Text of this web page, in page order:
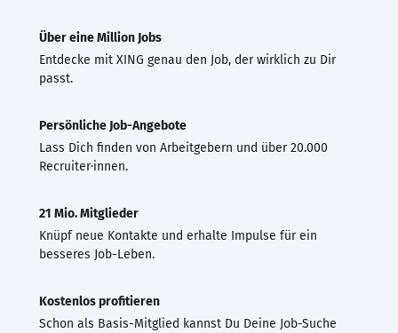
Über eine Million Jobs
Entdecke mit XING genau den Job, der wirklich zu Dir
passt.
Persönliche Job-Angebote
Lass Dich finden von Arbeitgebern und über 20.000
Recruiter·innen.
21 Mio. Mitglieder
Knüpf neue Kontakte und erhalte Impulse für ein
besseres Job-Leben.
Kostenlos profitieren
Schon als Basis-Mitglied kannst Du Deine Job-Suche